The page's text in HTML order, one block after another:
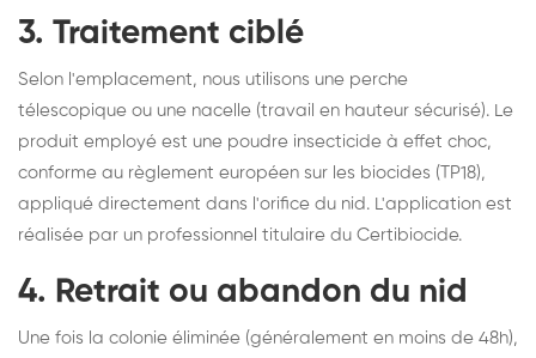
3. Traitement ciblé
Selon l'emplacement, nous utilisons une perche
télescopique ou une nacelle (travail en hauteur sécurisé). Le
produit employé est une poudre insecticide à effet choc,
conforme au règlement européen sur les biocides (TP18),
appliqué directement dans l'orifice du nid. L'application est
réalisée par un professionnel titulaire du Certibiocide.
4. Retrait ou abandon du nid
Une fois la colonie éliminée (généralement en moins de 48h),